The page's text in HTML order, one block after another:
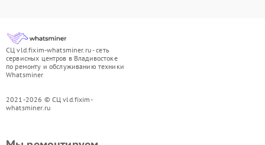
СЦ vld.fixim-whatsminer.ru - сеть
сервисных центров в Владивостоке
по ремонту и обслуживанию техники
Whatsminer
2021-2026 © СЦ vld.fixim-
whatsminer.ru